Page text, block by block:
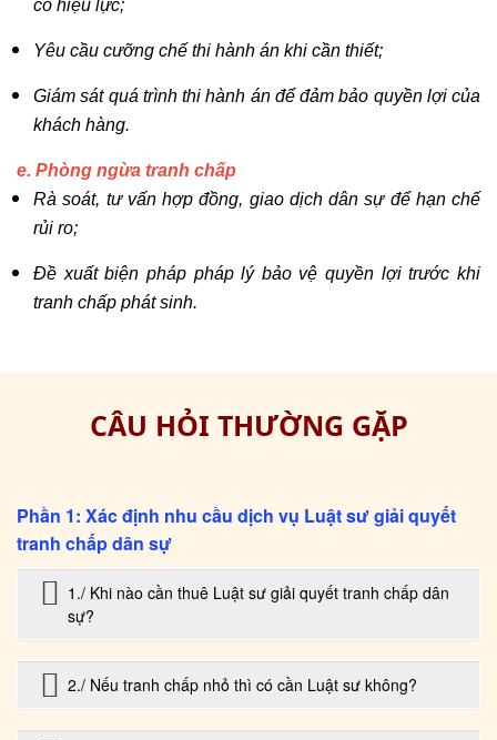
có hiệu lực;
Yêu cầu cưỡng chế thi hành án khi cần thiết;
Giám sát quá trình thi hành án để đảm bảo quyền lợi của
khách hàng.
e. Phòng ngừa tranh chấp
Rà soát, tư vấn hợp đồng, giao dịch dân sự để hạn chế
rủi ro;
Đề xuất biện pháp pháp lý bảo vệ quyền lợi trước khi
tranh chấp phát sinh.
CÂU HỎI THƯỜNG GẶP
Phần 1: Xác định nhu cầu dịch vụ Luật sư giải quyết
tranh chấp dân sự
1./ Khi nào cần thuê Luật sư giải quyết tranh chấp dân
sự?
2./ Nếu tranh chấp nhỏ thì có cần Luật sư không?